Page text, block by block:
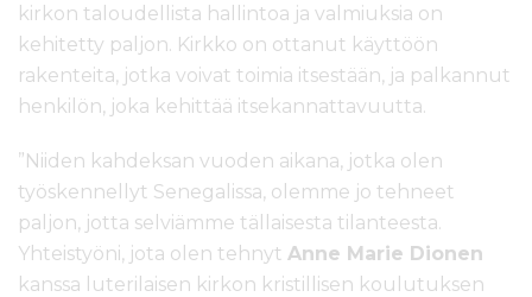
kirkon taloudellista hallintoa ja valmiuksia on
kehitetty paljon. Kirkko on ottanut käyttöön
rakenteita, jotka voivat toimia itsestään, ja palkannut
henkilön, joka kehittää itsekannattavuutta.
”Niiden kahdeksan vuoden aikana, jotka olen
työskennellyt Senegalissa, olemme jo tehneet
paljon, jotta selviämme tällaisesta tilanteesta.
Yhteistyöni, jota olen tehnyt Anne Marie Dionen
kanssa luterilaisen kirkon kristillisen koulutuksen